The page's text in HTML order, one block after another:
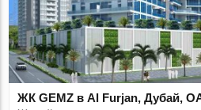
ЖК GEMZ в Al Furjan, Дубай,